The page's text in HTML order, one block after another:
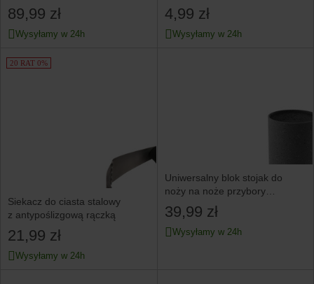
89,99 zł
Wysyłamy w 24h
4,99 zł
Wysyłamy w 24h
20 RAT 0%
Siekacz do ciasta stalowy
z antypoślizgową rączką
21,99 zł
Wysyłamy w 24h
Uniwersalny blok stojak do
noży na noże przybory
kuchenne KINGHOFF szary
39,99 zł
Wysyłamy w 24h